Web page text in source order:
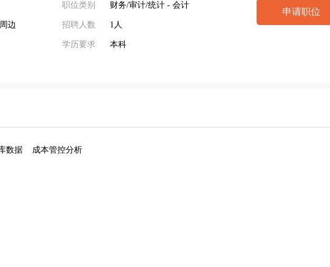
边
职位类别 财务/审计/统计 - 会计
招聘人数 1人
学历要求 本科
申请职位
数据 成本管控分析